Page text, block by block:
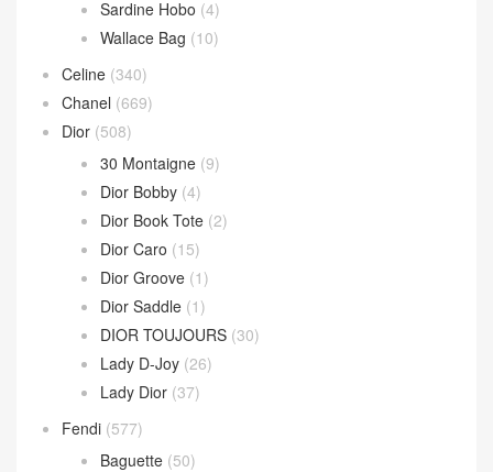
Andiamo (30)
Andiamo 手拿包(2)
Hop 斜挎包
Jodie 手提包
Loop 斜挎包
Parachute Bag(10)
Sardine Hobo(4)
Wallace Bag(10)
Celine(340)
Chanel(669)
Dior
(508)
30 Montaigne(9)
Dior Bobby(4)
Dior Book Tote
Dior Caro
Dior Groove(1)